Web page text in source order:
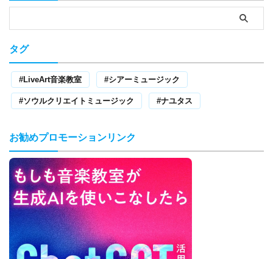
タグ
LiveArt音楽教室 シアーミュージック
ソウルクリエイトミュージック ナユタス
お勧めプロモーションリンク